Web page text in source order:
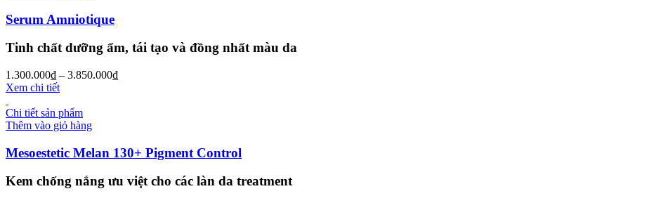
Serum Amniotique
Tinh chất dưỡng ẩm, tái tạo và đồng nhất màu da
1.300.000₫ – 3.850.000₫
Xem chi tiết
Chi tiết sản phẩm
Thêm vào giỏ hàng
Mesoestetic Melan 130+ Pigment Control
Kem chống nắng ưu việt cho các làn da treatment